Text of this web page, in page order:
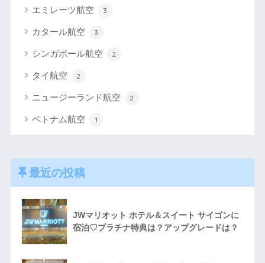
エミレーツ航空 3
カタール航空 3
シンガポール航空 2
タイ航空 2
ニュージーランド航空 2
ベトナム航空 1
最近の投稿
JWマリオット ホテル＆スイート サイゴンに
宿泊♡プラチナ特典は？アップグレードは？